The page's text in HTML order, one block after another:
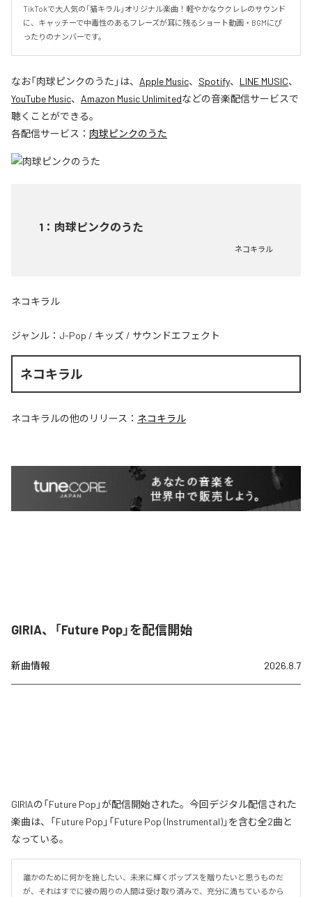
TikTokで大人気の「猫キラル」オリジナル楽曲！軽やかなウクレレのサウンド
に、キャッチーで中毒性のあるフレーズが耳に残るショート動画・BGMにぴ
ったりのナンバーです。
なお「肉球ピンクのうた 」は、 Apple Music、 Spotify、 LINE MUSIC、
YouTube Music、 Amazon Music Unlimitedなどの音楽配信サービスで
聴くことができる。
各配信サービス： 肉球ピンクのうた
1 ： 肉球ピンクのうた
ネコキラル
ネコキラル
ジャンル： J-Pop / キッズ / サウンドエフェクト
ネコキラル
ネコキラルの他のリリース： ネコキラル
GIRIA、「Future Pop」を配信開始
新曲情報 2026.8.7
GIRIAの「Future Pop」が配信開始された。今回デジタル配信された
楽曲は、「Future Pop」「Future Pop (Instrumental)」を含む全2曲と
なっている。
誰かのために何かを施したい、未来に輝くポップスを贈りたいと思うものだ
が、それはすでに彼の周りの人間は受け取り済みで、充分に満ちているから